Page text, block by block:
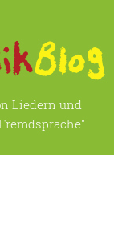
Liedern und